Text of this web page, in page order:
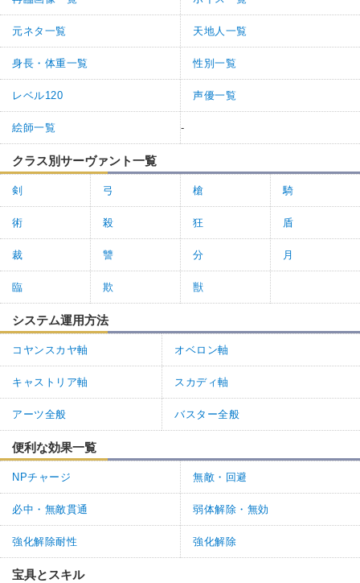
元ネタ一覧 天地人一覧
身長・体重一覧 性別一覧
レベル120 声優一覧
絵師一覧 -
クラス別サーヴァント一覧
剣 弓 槍 騎
術 殺 狂 盾
裁 讐 分 月
臨 欺 獣
システム運用方法
コヤンスカヤ軸 オベロン軸
キャストリア軸 スカディ軸
アーツ全般 バスター全般
便利な効果一覧
NPチャージ 無敵・回避
必中・無敵貫通 弱体解除・無効
強化解除耐性 強化解除
宝具とスキル